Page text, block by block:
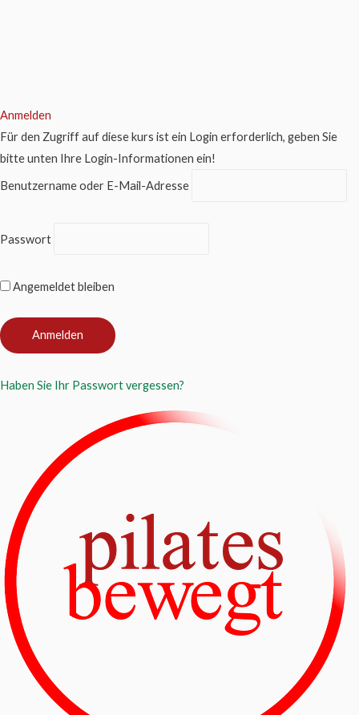
Anmelden
Für den Zugriff auf diese kurs ist ein Login erforderlich, geben Sie
bitte unten Ihre Login-Informationen ein!
Benutzername oder E-Mail-Adresse
Passwort
Angemeldet bleiben
Haben Sie Ihr Passwort vergessen?